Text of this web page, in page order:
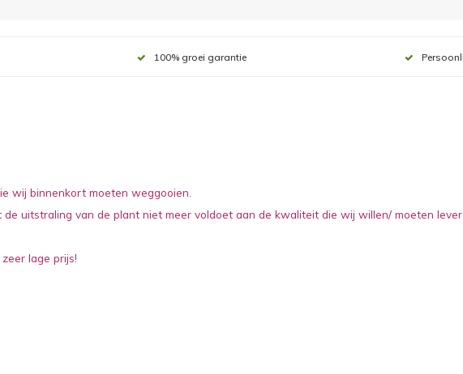
100% groei garantie
wij binnenkort moeten weggooien.
uitstraling van de plant niet meer voldoet aan de kwaliteit die wij willen/ moeten
lage prijs!